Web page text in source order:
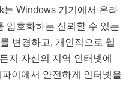
는 Windows 기기에서 온라
암호화하는 신뢰할 수 있는
변경하고, 개인적으로 웹
지 자신의 지역 인터넷에
이에서 안전하게 인터넷을